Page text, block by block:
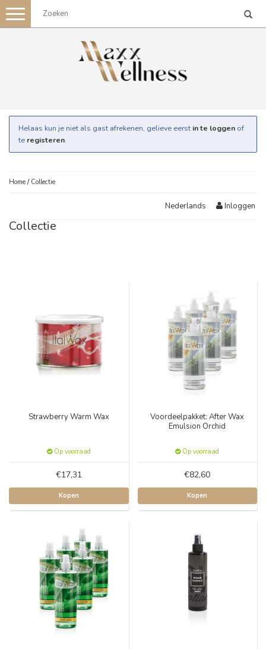
Toggle
navigation
Helaas kun je niet als gast afrekenen, gelieve eerst in te loggen of
te registeren.
Home / Collectie
Nederlands Inloggen
Collectie
Strawberry Warm Wax
Op voorraad
€17,31
Kopen
Voordeelpakket: After Wax
Emulsion Orchid
Op voorraad
€82,60
Kopen